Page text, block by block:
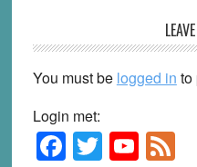
You must be logged in to
Login met:
Primary
F T Y F